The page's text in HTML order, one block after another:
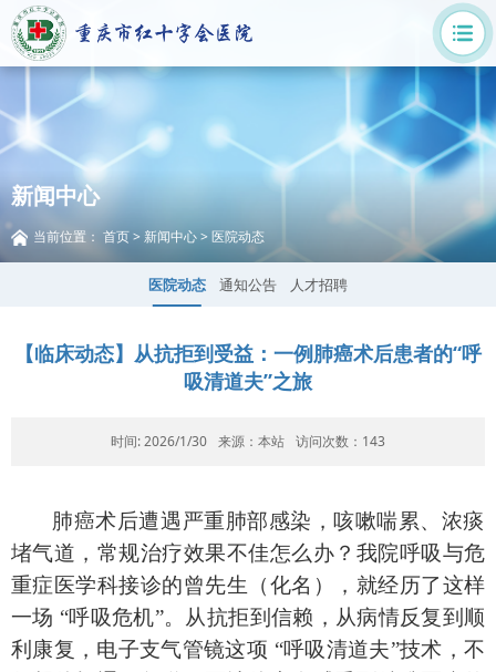
新闻中心
当前位置： 首页>新闻中心>医院动态
医院动态 通知公告 人才招聘
【临床动态】从抗拒到受益：一例肺癌术后患者的“呼
吸清道夫”之旅
时间: 2026/1/30 来源：本站 访问次数： 143
肺癌术后遭遇严重肺部感染，咳嗽喘累、浓痰
堵气道，常规治疗效果不佳怎么办？我院呼吸与危
重症医学科接诊的曾先生（化名），就经历了这样
一场 “呼吸危机”。从抗拒到信赖，从病情反复到顺
利康复，电子支气管镜这项 “呼吸清道夫”技术，不